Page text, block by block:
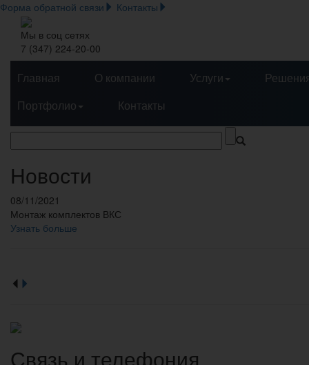
Форма обратной связи Контакты
Мы в соц сетях
7 (347) 224-20-00
Главная О компании Услуги
Портфолио Контакты
Новости
08/11/2021
Монтаж комплектов ВКС
Узнать больше
Связь и телефония